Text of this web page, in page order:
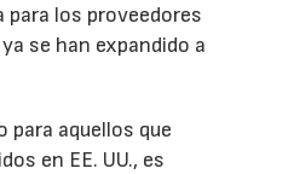
los proveedores
se han expandido a
para aquellos que
en EE. UU., es